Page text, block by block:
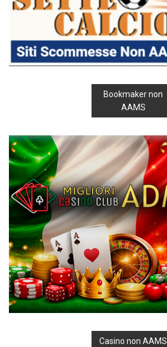
Bookmaker non
AAMS
Casino non AAMS